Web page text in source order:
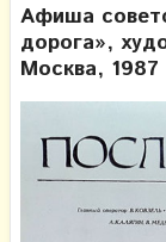
Афиша
дорога»,
Москва, 1987